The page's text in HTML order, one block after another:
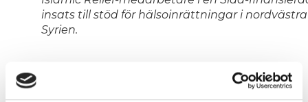
insats till stöd för hälsoinrättningar i nordvästra
Syrien.